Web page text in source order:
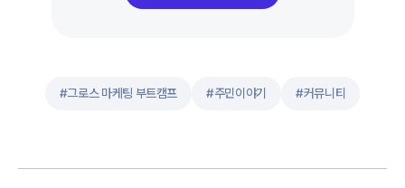
#그로스 마케팅 부트캠프 #주민이야기 #커뮤니티